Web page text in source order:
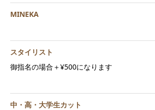
MINEKA
スタイリスト
御指名の場合＋¥500になります
中・高・大学生カット